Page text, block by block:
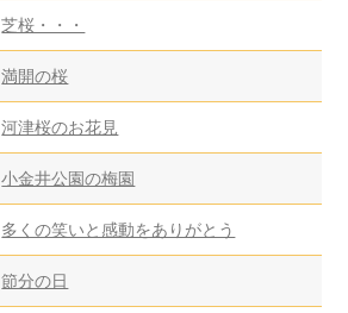
芝桜・・・
満開の桜
河津桜のお花見
小金井公園の梅園
多くの笑いと感動をありがとう
節分の日